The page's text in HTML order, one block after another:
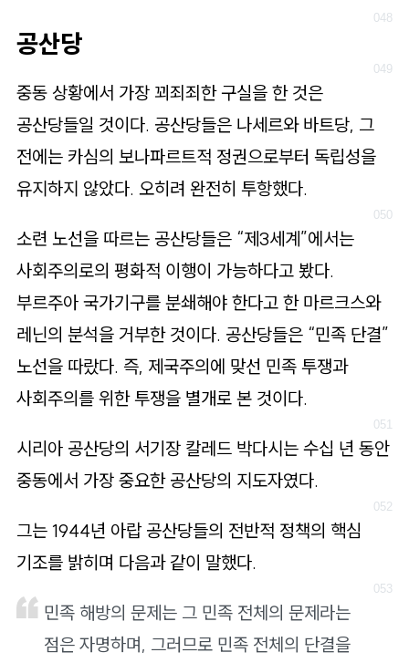
공산당
중동 상황에서 가장 꾀죄죄한 구실을 한 것은
공산당들일 것이다. 공산당들은 나세르와 바트당, 그
전에는 카심의 보나파르트적 정권으로부터 독립성을
유지하지 않았다. 오히려 완전히 투항했다.
소련 노선을 따르는 공산당들은 “제3세계”에서는
사회주의로의 평화적 이행이 가능하다고 봤다.
부르주아 국가기구를 분쇄해야 한다고 한 마르크스와
레닌의 분석을 거부한 것이다. 공산당들은 “민족 단결”
노선을 따랐다. 즉, 제국주의에 맞선 민족 투쟁과
사회주의를 위한 투쟁을 별개로 본 것이다.
시리아 공산당의 서기장 칼레드 박다시는 수십 년 동안
중동에서 가장 중요한 공산당의 지도자였다.
그는 1944년 아랍 공산당들의 전반적 정책의 핵심
기조를 밝히며 다음과 같이 말했다.
민족 해방의 문제는 그 민족 전체의 문제라는
점은 자명하며, 그러므로 민족 전체의 단결을